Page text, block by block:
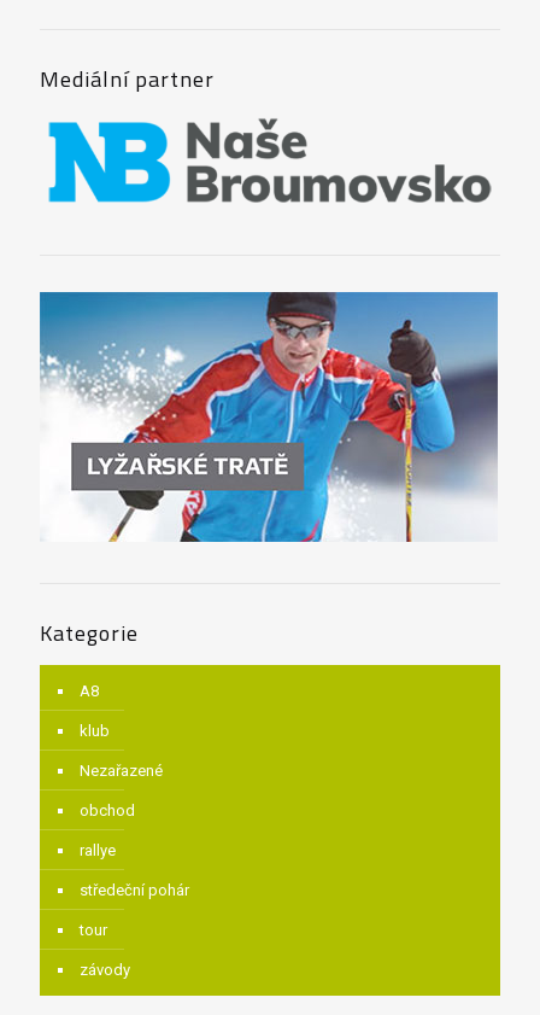
Mediální partner
Kategorie
A8
klub
Nezařazené
obchod
rallye
středeční pohár
tour
závody